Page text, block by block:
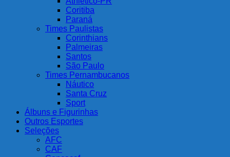
Coritiba
Paraná
Times Paulistas
Corinthians
Palmeiras
Santos
São Paulo
Times Pernambucanos
Náutico
Santa Cruz
Sport
Álbuns e Figurinhas
Outros Esportes
Seleções
AFC
CAF